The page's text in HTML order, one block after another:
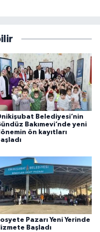
Belediyesi’nin
Bakımevi’nde yeni
ön kayıtları
Pazarı Yeni Yerinde
Başladı